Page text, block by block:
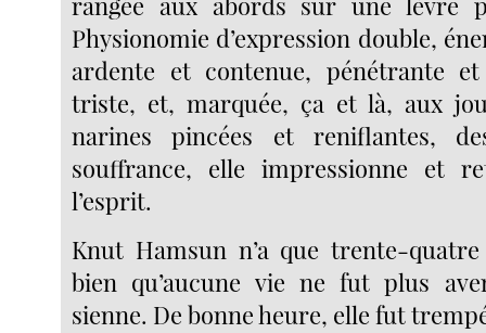
Physionomie d’expression double,
ardente et contenue, pénétrante
triste, et, marquée, ça et là, aux
narines pincées et reniflantes,
souffrance, elle impressionne et
l’esprit.
Knut Hamsun n’a que trente-
bien qu’aucune vie ne fut plus
sienne. De bonne heure, elle fut